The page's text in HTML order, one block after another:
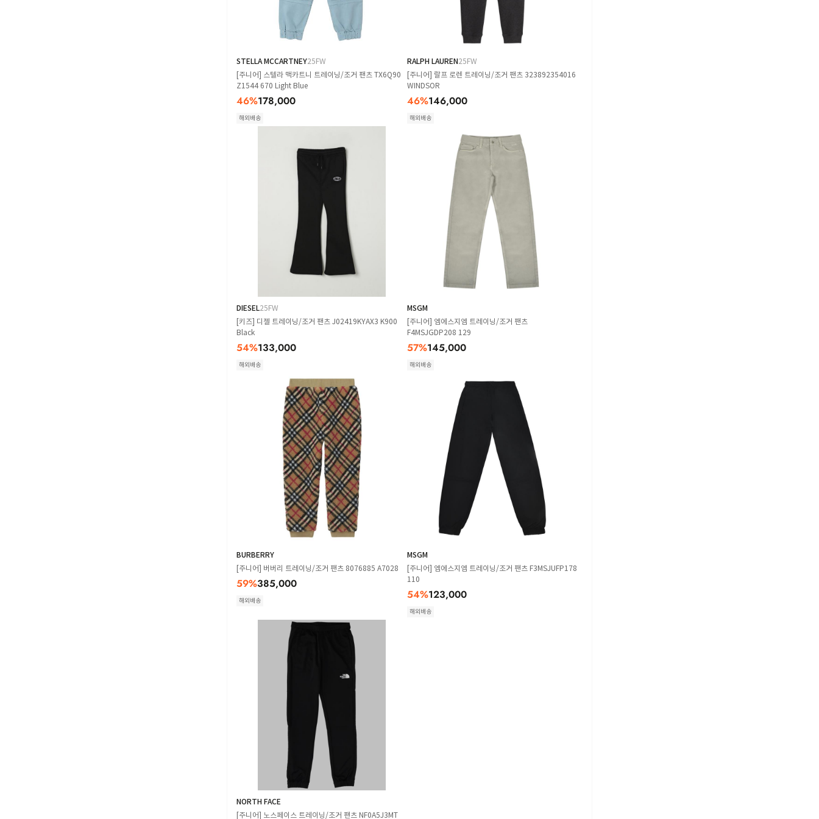
STELLA MCCARTNEY25FW
[주니어] 스텔라 맥카트니 트레이닝/조거 팬츠 TX6Q90
Z1544 670 Light Blue
46%178,000
해외배송
RALPH LAUREN25FW
[주니어] 랄프 로렌 트레이닝/조거 팬츠 323892354016
WINDSOR
46%146,000
해외배송
DIESEL25FW
[키즈] 디젤 트레이닝/조거 팬츠 J02419KYAX3 K900
Black
54%133,000
해외배송
MSGM
[주니어] 엠에스지엠 트레이닝/조거 팬츠
F4MSJGDP208 129
57%145,000
해외배송
BURBERRY
[주니어] 버버리 트레이닝/조거 팬츠 8076885 A7028
59%385,000
해외배송
MSGM
[주니어] 엠에스지엠 트레이닝/조거 팬츠 F3MSJUFP178
110
54%123,000
해외배송
NORTH FACE
[주니어] 노스페이스 트레이닝/조거 팬츠 NF0A5J3MT